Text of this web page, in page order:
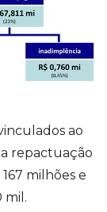
ao
repactuação
milhões e
mil.